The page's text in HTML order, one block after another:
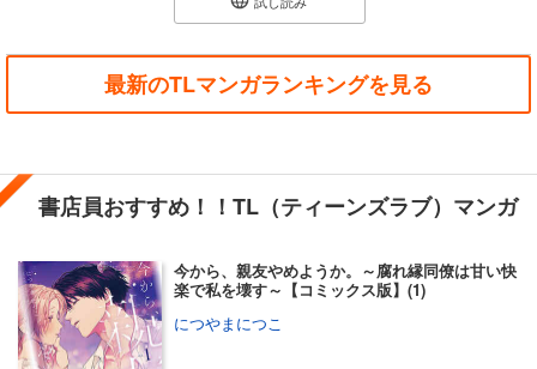
妊なしの中出し子作りセックスに励む___紆余曲
折を乗り越え、ふたりが我が子を授かるまでのお
話です。 ※本作品は妊娠過程における様々な可
能性を含んだ作品です。ご自身の辛い経験などを
追体験されたくない方はご注意下さい。 ※同人
誌「英くんと孕むまで溺愛子作り記録」の商業用
最新のTLマンガランキングを見る
書店員おすすめ！！TL（ティーンズラブ）マンガ
今から、親友やめようか。～腐れ縁同僚は甘い快
楽で私を壊す～【コミックス版】(1)
につやまにつこ